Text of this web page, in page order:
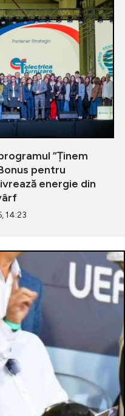
”Ținem
pentru
energie din
14:23